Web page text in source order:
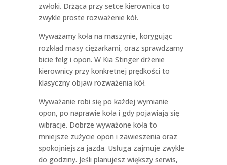
zwłoki. Drżąca przy setce kierownica to
zwykle proste rozważenie kół.
Wyważamy koła na maszynie, korygując
rozkład masy ciężarkami, oraz sprawdzamy
bicie felg i opon. W Kia Stinger drżenie
kierownicy przy konkretnej prędkości to
klasyczny objaw rozważenia kół.
Wyważanie robi się po każdej wymianie
opon, po naprawie koła i gdy pojawiają się
wibracje. Dobrze wyważone koła to
mniejsze zużycie opon i zawieszenia oraz
spokojniejsza jazda. Usługa zajmuje zwykle
do godziny. Jeśli planujesz większy serwis,